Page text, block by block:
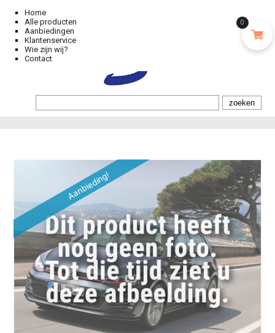
Home
Alle producten
Aanbiedingen
Klantenservice
Wie zijn wij?
Contact
Aanbieding!
0